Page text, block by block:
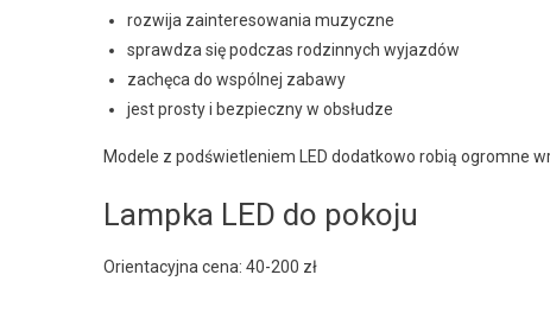
rozwija zainteresowania muzyczne
sprawdza się podczas rodzinnych wyjazdów
zachęca do wspólnej zabawy
jest prosty i bezpieczny w obsłudze
Modele z podświetleniem LED dodatkowo robią ogromne
Lampka LED do pokoju
Orientacyjna cena: 40-200 zł